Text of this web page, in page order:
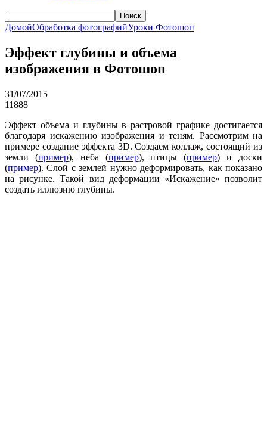
Поиск
ДомойОбработка фотографийУроки Фотошоп
Эффект глубины и объема
изображения в Фотошоп
31/07/2015
11888
Эффект объема и глубины в растровой графике достигается
благодаря искажению изображения и теням. Рассмотрим на
примере создание эффекта 3D. Создаем коллаж, состоящий из
земли (пример), неба (пример), птицы (пример) и доски
(пример). Слой с землей нужно деформировать, как показано
на рисунке. Такой вид деформации «Искажение» позволит
создать иллюзию глубины.